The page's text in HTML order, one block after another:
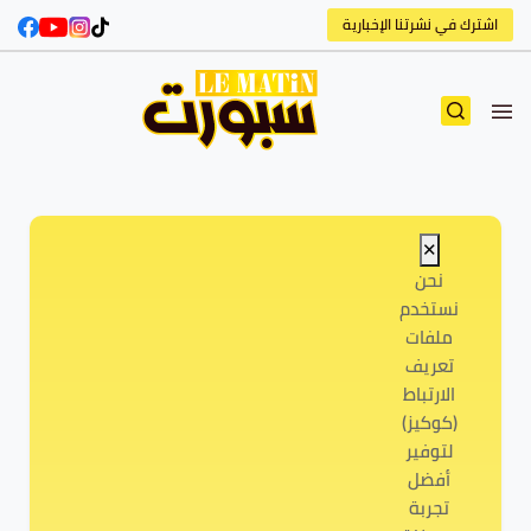
اشترك في نشرتنا الإخبارية
✕
نحن
نستخدم
ملفات
تعريف
الارتباط
(كوكيز)
لتوفير
أفضل
تجربة